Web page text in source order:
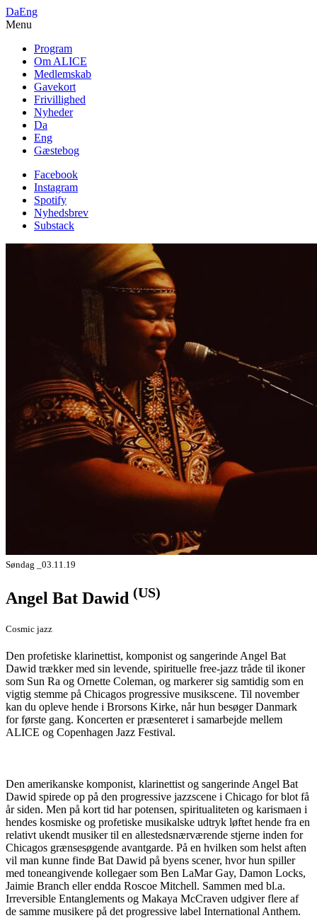
DaEng
Menu
Program
Om ALICE
Medlemskab
Gavekort
Frivillighed
Nyheder
Da
Eng
Gæstebog
Facebook
Instagram
Spotify
Nyhedsbrev
Substack
Søndag _03.11.19
Angel Bat Dawid (US)
Cosmic jazz
Den profetiske klarinettist, komponist og sangerinde Angel Bat
Dawid trækker med sin levende, spirituelle free-jazz tråde til ikoner
som Sun Ra og Ornette Coleman, og markerer sig samtidig som en
vigtig stemme på Chicagos progressive musikscene. Til november
kan du opleve hende i Brorsons Kirke, når hun besøger Danmark
for første gang. Koncerten er præsenteret i samarbejde mellem
ALICE og Copenhagen Jazz Festival.
Den amerikanske komponist, klarinettist og sangerinde Angel Bat
Dawid spirede op på den progressive jazzscene i Chicago for blot få
år siden. Men på kort tid har potensen, spiritualiteten og karismaen i
hendes kosmiske og profetiske musikalske udtryk løftet hende fra en
relativt ukendt musiker til en allestedsnærværende stjerne inden for
Chicagos grænsesøgende avantgarde. På en hvilken som helst aften
vil man kunne finde Bat Dawid på byens scener, hvor hun spiller
med toneangivende kollegaer som Ben LaMar Gay, Damon Locks,
Jaimie Branch eller endda Roscoe Mitchell. Sammen med bl.a.
Irreversible Entanglements og Makaya McCraven udgiver flere af
de samme musikere på det progressive label International Anthem.